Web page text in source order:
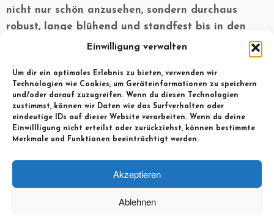
Einwilligung verwalten
Um dir ein optimales Erlebnis zu bieten, verwenden wir
Technologien wie Cookies, um Geräteinformationen zu speichern
und/oder darauf zuzugreifen. Wenn du diesen Technologien
zustimmst, können wir Daten wie das Surfverhalten oder
eindeutige IDs auf dieser Website verarbeiten. Wenn du deine
Einwillligung nicht erteilst oder zurückziehst, können bestimmte
Merkmale und Funktionen beeinträchtigt werden.
Akzeptieren
Ablehnen
nicht nur schön anzusehen, sondern durchaus
robust, lange blühend und standfest bis in den
Winter. Viele gute Eigenschaften, die ich sehr
Beitragsnavigation
← Winterblühender Zierstrauch –